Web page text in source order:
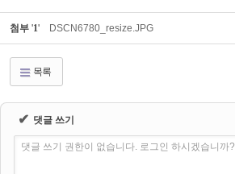
첨부 '1' DSCN6780_resize.JPG
목록
✔ 댓글 쓰기
댓글 쓰기 권한이 없습니다. 로그인 하시겠습니까?